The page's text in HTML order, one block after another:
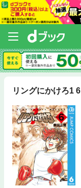
リングにかけろ1 6